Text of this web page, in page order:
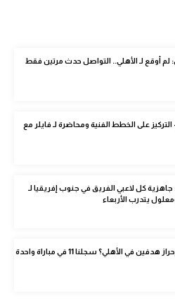
لم أوقع لـ الأهلي.. التواصل حدث مرتين فقط
التركيز على الخطط الفنية ومحاضرة لـ فايلر مع
جاهزية كل لاعبي الفريق في جنوب إفريقيا لـ
يتدرب الأربعاء
في الأهلي؟ سجلنا 11 في مباراة واحدة